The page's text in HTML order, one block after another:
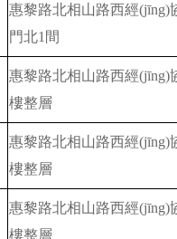
惠黎路北相山路西經(jīng)
門北1間
惠黎路北相山路西經(jīng)
樓整層
惠黎路北相山路西經(jīng)
樓整層
惠黎路北相山路西經(jīng)
樓整層